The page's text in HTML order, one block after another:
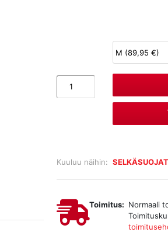
Kuuluu näihin: SELKÄSUOJAT
Toimitus: Normaali